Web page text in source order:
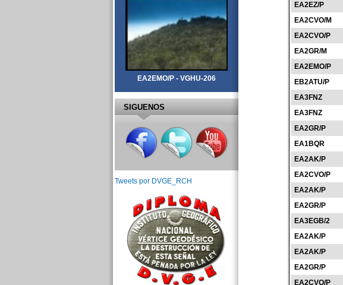
EA2EZ/P
EA2CVO/M
EA2CVO/P
EA2GR/M
EA2EMO/P
EB2ATU/P
EA3FNZ
EA3FNZ
EA2GR/P
EA1BQR
EA2AK/P
EA2CVO/P
EA2AK/P
EA2GR/P
EA3EGB/2
EA2AK/P
EA2AK/P
EA2GR/P
EA2CVO/P
EA2EMO/P - VGHU-206
SIGUENOS
Tweets por DVGE_RCH